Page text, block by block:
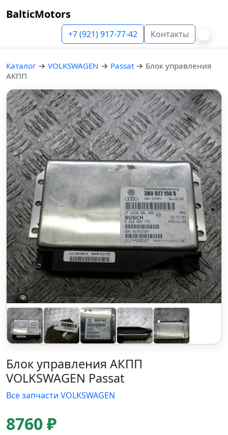
BalticMotors
+7 (921) 917-77-42 Контакты
Каталог → VOLKSWAGEN → Passat → Блок управления
АКПП
Блок управления АКПП
VOLKSWAGEN Passat
Все запчасти VOLKSWAGEN
8760 ₽